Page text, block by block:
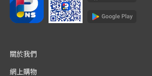
關於我們
網上購物